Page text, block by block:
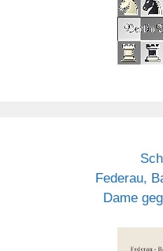
Federau,
Dame